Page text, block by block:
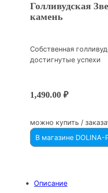
Голливудская
камень
Собственная
достигнутые успехи
1,490.00₽
можно купить /
В магазине DOLINA-
Описание